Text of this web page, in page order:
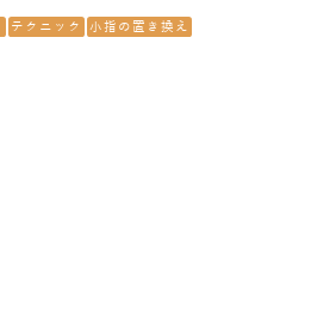
テクニック 小指の置き換え